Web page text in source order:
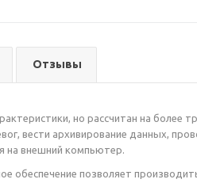
Отзывы
но рассчитан на
вести архивирование данных,
на внешний компьютер.
обеспечение позволяет